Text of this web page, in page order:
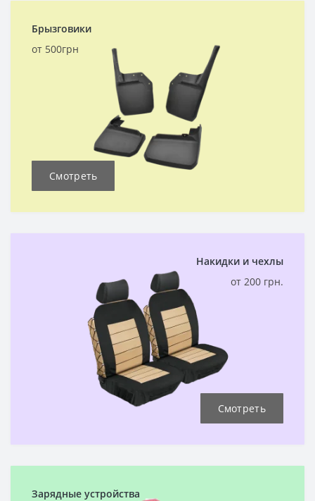
Брызговики
от 500грн
Смотреть
Накидки и чехлы
от 200 грн.
Смотреть
Зарядные устройства